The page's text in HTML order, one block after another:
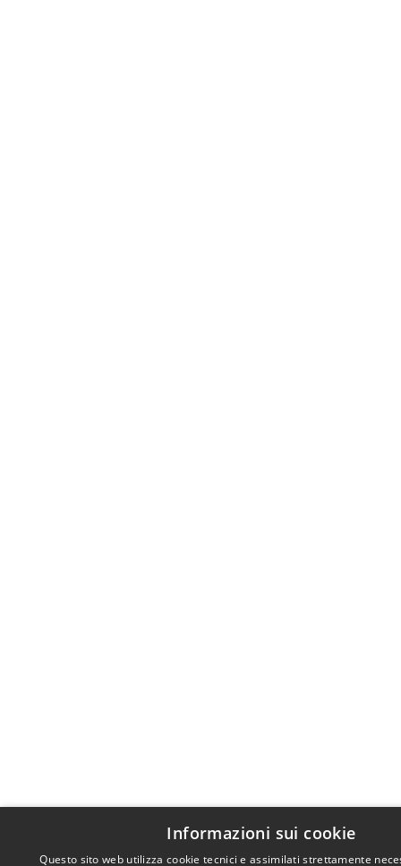
Informazioni sui cookie
Questo sito web utilizza cookie tecnici e assimilati strettamente